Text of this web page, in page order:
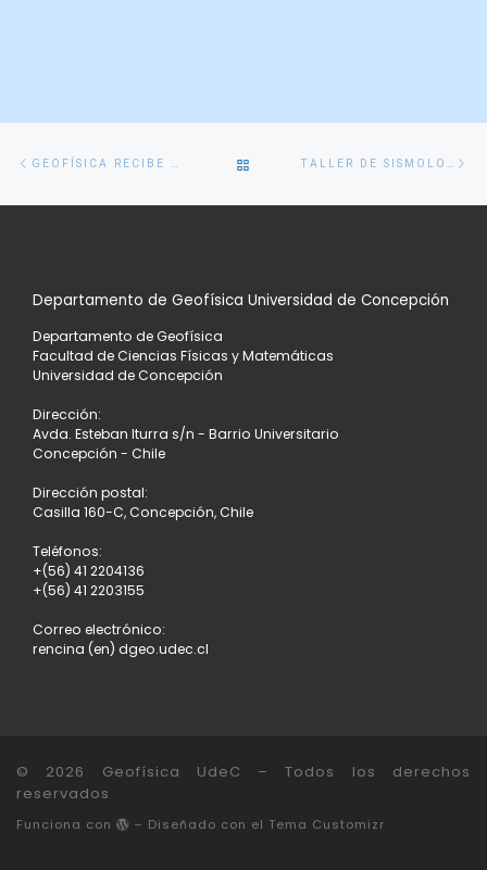
Navegación
de
entradas
Entrada
GEOFÍSICA RECIBE AL COLEGIO RUCALHUE VOLVER
A
LISTA
TALLER DE SISMOLOGÍA PARA ESTUDIANTES DE CORONEL
Departamento de Geofísica Universidad de Concepción
Departamento de Geofísica
Facultad de Ciencias Físicas y Matemáticas
Universidad de Concepción
Dirección:
Avda. Esteban Iturra s/n - Barrio Universitario
Concepción - Chile
Dirección postal:
Casilla 160-C, Concepción, Chile
Teléfonos:
+(56) 41 2204136
+(56) 41 2203155
Correo electrónico:
rencina (en) dgeo.udec.cl
© 2026 Geofísica UdeC – Todos los derechos
reservados
Funciona con – Diseñado con el Tema Customizr